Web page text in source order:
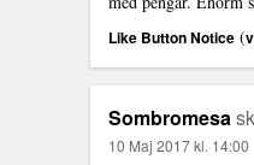
Like Button Notice (
Sombromesa
10 Maj 2017 kl. 14:00